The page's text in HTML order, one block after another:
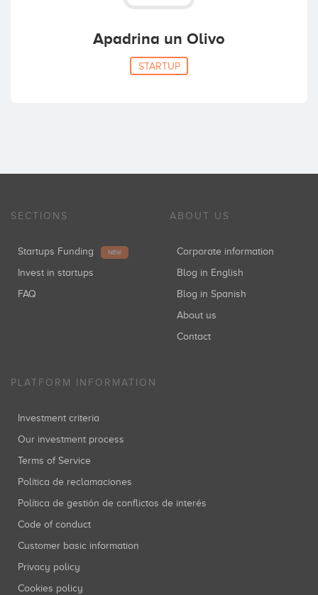
Apadrina un Olivo
STARTUP
SECTIONS
Startups Funding NEW
Invest in startups
FAQ
ABOUT US
Corporate information
Blog in English
Blog in Spanish
About us
Contact
PLATFORM INFORMATION
Investment criteria
Our investment process
Terms of Service
Política de reclamaciones
Política de gestión de conflictos de interés
Code of conduct
Customer basic information
Privacy policy
Cookies policy